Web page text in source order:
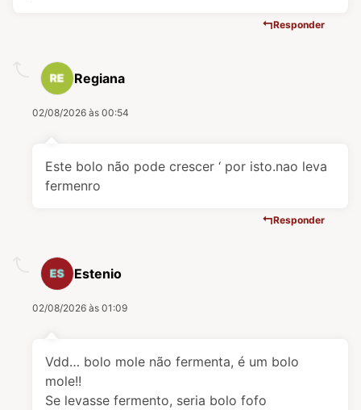
Responder
Regiana
02/08/2026 às 00:54
Este bolo não pode crescer ‘ por isto.nao leva
fermenro
Responder
Estenio
02/08/2026 às 01:09
Vdd… bolo mole não fermenta, é um bolo
mole!!
Se levasse fermento, seria bolo fofo